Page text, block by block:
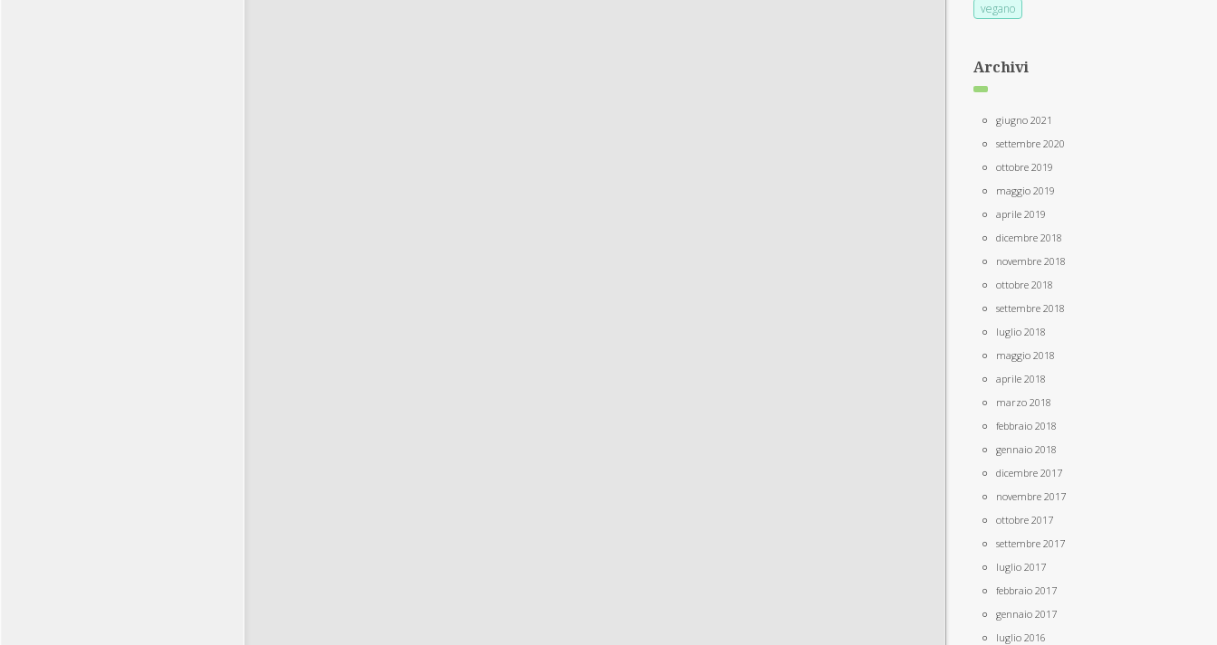
vegano
Archivi
giugno 2021
settembre 2020
ottobre 2019
maggio 2019
aprile 2019
dicembre 2018
novembre 2018
ottobre 2018
settembre 2018
luglio 2018
maggio 2018
aprile 2018
marzo 2018
febbraio 2018
gennaio 2018
dicembre 2017
novembre 2017
ottobre 2017
settembre 2017
luglio 2017
febbraio 2017
gennaio 2017
luglio 2016